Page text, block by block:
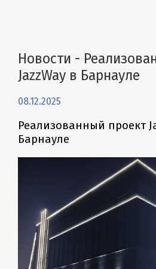
Новости -
JazzWay в Барнауле
08.12.2025
Реализованный проект
Барнауле